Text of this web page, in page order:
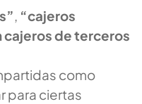
“cajeros
cajeros de terceros
como
para ciertas